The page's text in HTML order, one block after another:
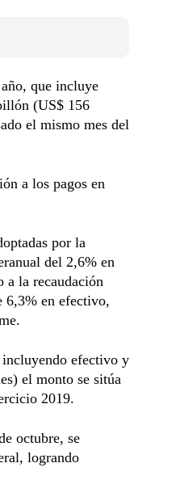
que incluye
(US$ 156
el mismo mes del
a los pagos en
por la
del 2,6% en
a la recaudación
6,3% en efectivo,
incluyendo efectivo y
el monto se sitúa
2019.
octubre, se
logrando